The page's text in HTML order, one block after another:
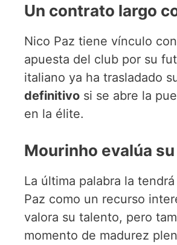
Un contrato largo
Nico Paz tiene vínculo
apuesta del club por su
italiano ya ha trasladado
definitivo si se abre la
en la élite.
Mourinho evalúa
La última palabra la tendrá
Paz como un recurso
valora su talento, pero
momento de madurez